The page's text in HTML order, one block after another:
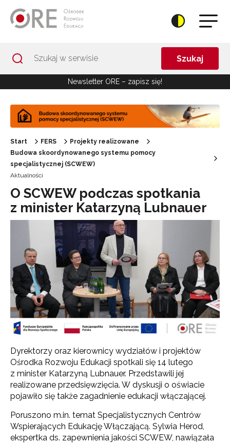
Szukaj
Newsletter ORE – zapisz się!
Start FERS
Projekty realizowane
Budowa skoordynowanego systemu pomocy
specjalistycznej (SCWEW)
Aktualności
O SCWEW podczas spotkania
z minister Katarzyną Lubnauer
Dyrektorzy oraz kierownicy wydziałów i projektów
Ośrodka Rozwoju Edukacji spotkali się 14 lutego
z minister Katarzyną Lubnauer. Przedstawili jej
realizowane przedsięwzięcia. W dyskusji o oświacie
pojawiło się także zagadnienie edukacji włączającej.
Poruszono m.in. temat Specjalistycznych Centrów
Wspierających Edukację Włączającą. Sylwia Herod,
ekspertka ds. zapewnienia jakości SCWEW, nawiązała